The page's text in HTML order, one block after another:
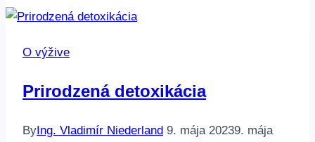
zdravotníctva
O výžive
Prirodzená detoxikácia
By Ing. Vladimír Niederland 9. mája 20239. mája